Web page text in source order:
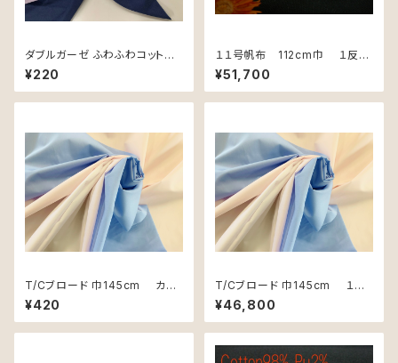
ダブルガーゼ ふわふわコットン1
08cm巾
¥220
１１号帆布 112cm巾 １反
55m単位
¥51,700
T/Cブロード 巾145cm カッ
ト用 50cm単位
¥420
T/Cブロード 巾145cm １
反 60m単位
¥46,800